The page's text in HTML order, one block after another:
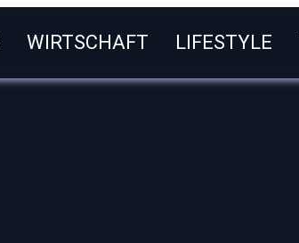
WIRTSCHAFT LIFESTYLE